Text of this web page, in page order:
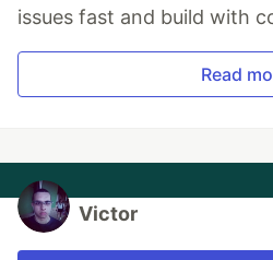
issues fast and build with
Read
Victor